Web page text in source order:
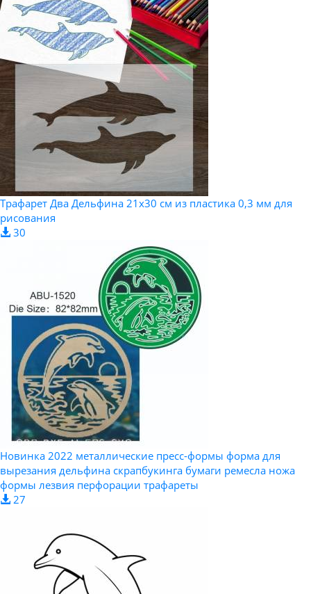
Трафарет Два Дельфина 21х30 см из пластика 0,3 мм для
рисования
30
Новинка 2022 металлические пресс-формы форма для
вырезания дельфина скрапбукинга бумаги ремесла ножа
формы лезвия перфорации трафареты
27